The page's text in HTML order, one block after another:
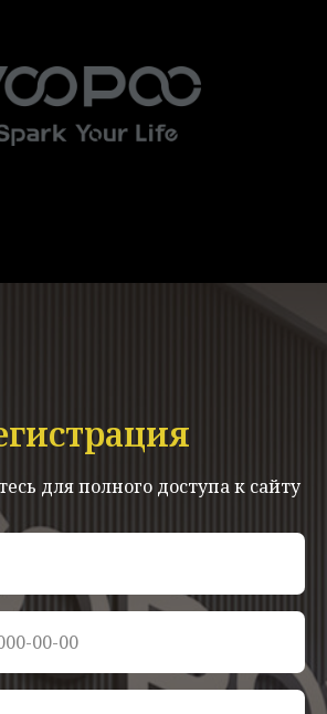
для полного доступа к сайту